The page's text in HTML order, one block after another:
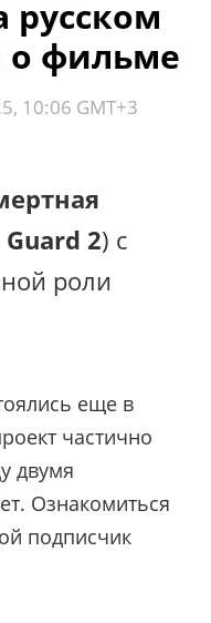
русском
фильме
10:06 GMT+3
2) с
роли
еще в
частично
двумя
Ознакомиться
подписчик